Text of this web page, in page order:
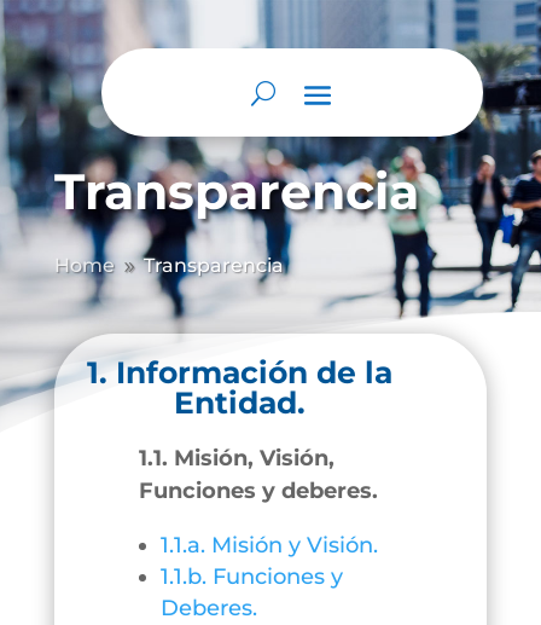
Transparencia
Home 9 Transparencia
1. Información de la
Entidad.
1.1. Misión, Visión,
Funciones y deberes.
1.1.a. Misión y Visión.
1.1.b. Funciones y
Deberes.